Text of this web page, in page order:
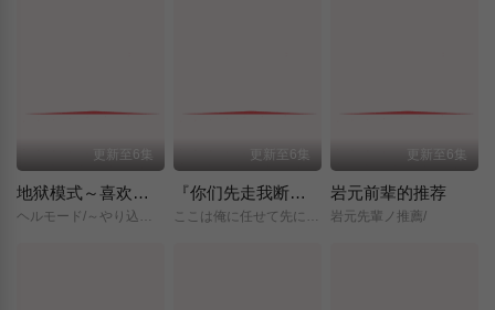
更新至6集
地狱模式～喜欢挑战特殊成就的玩家在废设定的异世界成为无双～第二季
更新至6集
『你们先走我断后』，于是10年后我成为了传说
更新至6集
岩元前辈的推荐
岩元先輩ノ推薦/